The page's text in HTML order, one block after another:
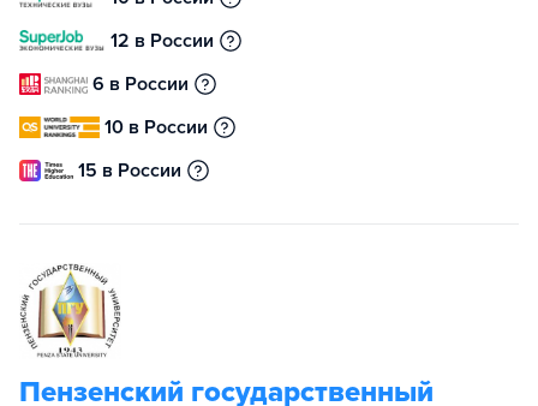
12 в России
6 в России
10 в России
15 в России
Пензенский государственный